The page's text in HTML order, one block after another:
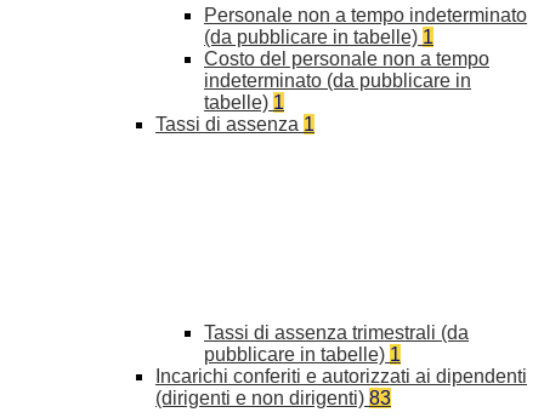
Personale non a tempo indeterminato
(da pubblicare in tabelle) 1
Costo del personale non a tempo
indeterminato (da pubblicare in
tabelle) 1
Tassi di assenza 1
Tassi di assenza trimestrali (da
pubblicare in tabelle) 1
Incarichi conferiti e autorizzati ai dipendenti
(dirigenti e non dirigenti) 83